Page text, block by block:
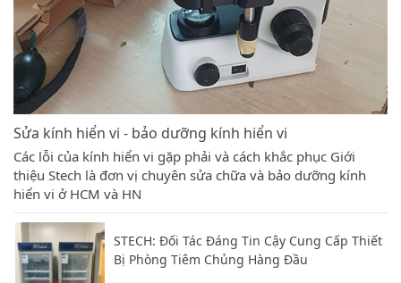
Sửa kính hiển vi - bảo dưỡng kính hiển vi
Các lỗi của kính hiển vi gặp phải và cách khắc phục Giới
thiệu Stech là đơn vị chuyên sửa chữa và bảo dưỡng kính
hiển vi ở HCM và HN
STECH: Đối Tác Đáng Tin Cậy Cung Cấp Thiết
Bị Phòng Tiêm Chủng Hàng Đầu